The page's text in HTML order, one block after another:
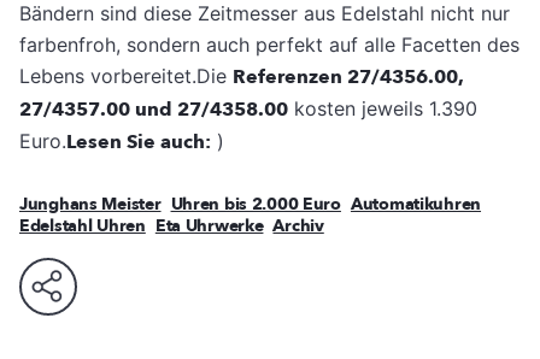
Bändern sind diese Zeitmesser aus Edelstahl nicht nur
farbenfroh, sondern auch perfekt auf alle Facetten des
Lebens vorbereitet.Die Referenzen 27/4356.00,
27/4357.00 und 27/4358.00 kosten jeweils 1.390
Euro.Lesen Sie auch: )
Junghans Meister Uhren bis 2.000 Euro Automatikuhren
Edelstahl Uhren Eta Uhrwerke Archiv